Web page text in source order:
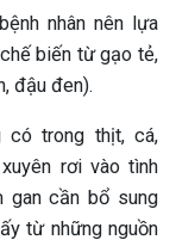
nhân nên lựa
biến từ gạo tẻ,
đậu đen).
có trong thịt, cá,
rơi vào tình
gan cần bổ sung
từ những nguồn